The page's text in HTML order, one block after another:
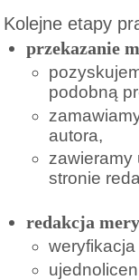
Kolejne etapy
przekazanie
podobną
autora,
zawieramy
stronie
redakcja